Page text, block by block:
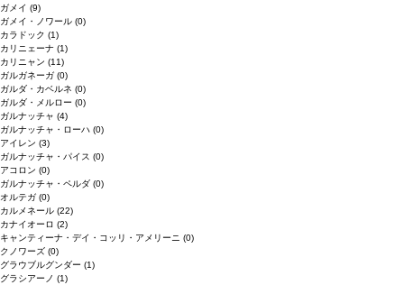
ガメイ (9)
ガメイ・ノワール (0)
カラドック (1)
カリニェーナ (1)
カリニャン (11)
ガルガネーガ (0)
ガルダ・カベルネ (0)
ガルダ・メルロー (0)
ガルナッチャ (4)
ガルナッチャ・ローハ (0)
アイレン (3)
ガルナッチャ・パイス (0)
アコロン (0)
ガルナッチャ・ペルダ (0)
オルテガ (0)
カルメネール (22)
カナイオーロ (2)
キャンティーナ・デイ・コッリ・アメリーニ (0)
クノワーズ (0)
グラウブルグンダー (1)
グラシアーノ (1)